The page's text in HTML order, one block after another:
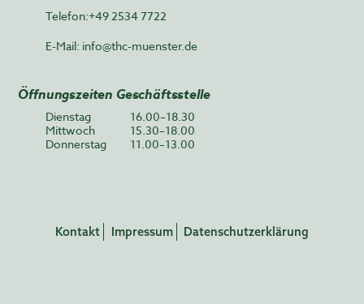
Telefon:+49 2534 7722
E-Mail: info@thc-muenster.de
Öffnungszeiten Geschäftsstelle
Dienstag
16.00–18.30
Mittwoch
15.30–18.00
Donnerstag
11.00–13.00
Kontakt Impressum Datenschutzerklärung